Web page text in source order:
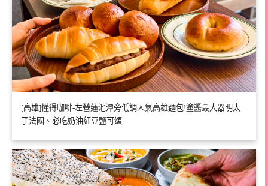
[高雄]懂得咖啡-左營蓮池潭旁低調人氣高雄麵包!塗醬最大器明太
子法國、必吃奶油紅豆鹽可頌